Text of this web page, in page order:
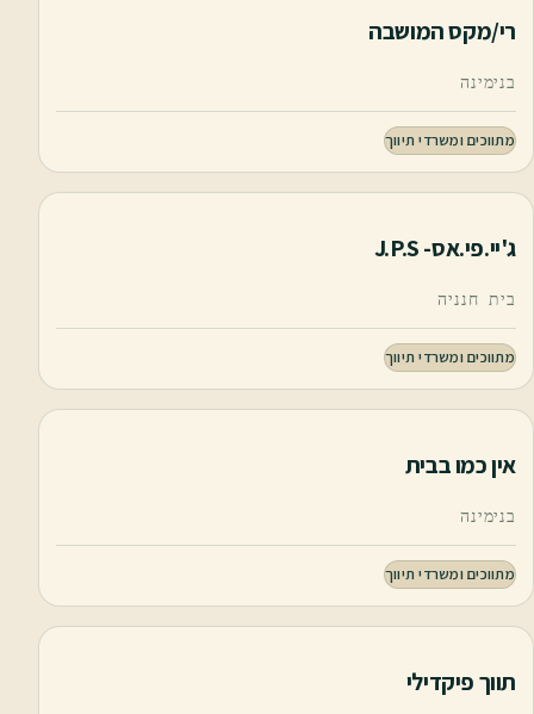
רי/מקס המושבה
בנימינה
מתווכים ומשרדי תיווך
ג'יי.פי.אס- J.P.S
בית חנניה
מתווכים ומשרדי תיווך
אין כמו בבית
בנימינה
מתווכים ומשרדי תיווך
תווך פיקדילי